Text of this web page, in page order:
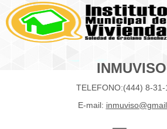
INMUVISO
TELEFONO:(444) 8-31-
E-mail: